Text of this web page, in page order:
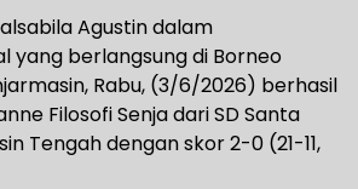
Agustin dalam
yang berlangsung di Borneo
Rabu, (3/6/2026) berhasil
Filosofi Senja dari SD Santa
Tengah dengan skor 2-0 (21-11,